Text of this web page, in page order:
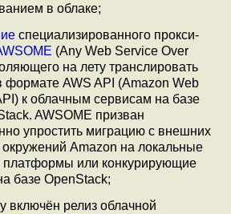
в облаке;
специализированного прокси-
(Any Web Service Over
на лету транслировать
формате AWS API (Amazon Web
к облачным сервисам на базе
AWSOME призван
упростить миграцию с внешних
Amazon на локальные
платформы или конкурирующие
базе OpenStack;
включён релиз облачной